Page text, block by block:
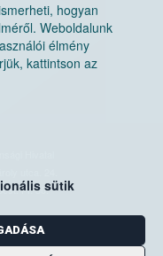
hogyan
Weboldalunk
élmény
kattintson az
sütik
Hivatal
Pf. 30.